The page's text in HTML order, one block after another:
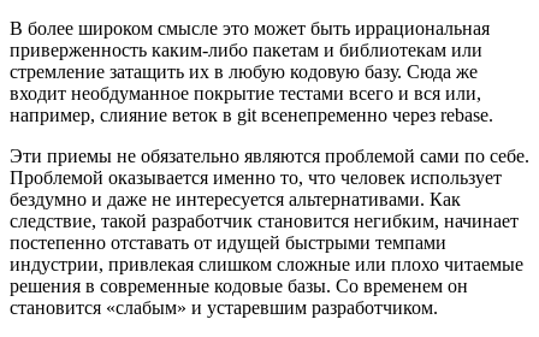
В более широком смысле это может быть иррациональная
приверженность каким-либо пакетам и библиотекам или
стремление затащить их в любую кодовую базу. Сюда же
входит необдуманное покрытие тестами всего и вся или,
например, слияние веток в git всенепременно через rebase.
Эти приемы не обязательно являются проблемой сами по себе.
Проблемой оказывается именно то, что человек использует
бездумно и даже не интересуется альтернативами. Как
следствие, такой разработчик становится негибким, начинает
постепенно отставать от идущей быстрыми темпами
индустрии, привлекая слишком сложные или плохо читаемые
решения в современные кодовые базы. Со временем он
становится «слабым» и устаревшим разработчиком.